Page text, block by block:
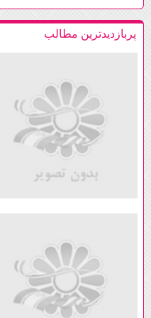
پربازديدترين مطالب